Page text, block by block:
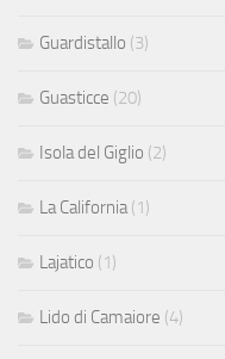
Guardistallo (3)
Guasticce (20)
Isola del Giglio (2)
La California (1)
Lajatico (1)
Lido di Camaiore (4)